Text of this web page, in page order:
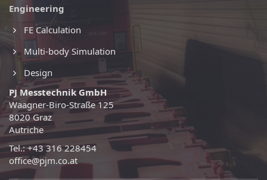
Engineering
FE Calculation
Multi-body Simulation
Design
PJ Messtechnik GmbH
Waagner-Biro-Straße 125
8020 Graz
Autriche
Tel.: +43 316 228454
office@pjm.co.at